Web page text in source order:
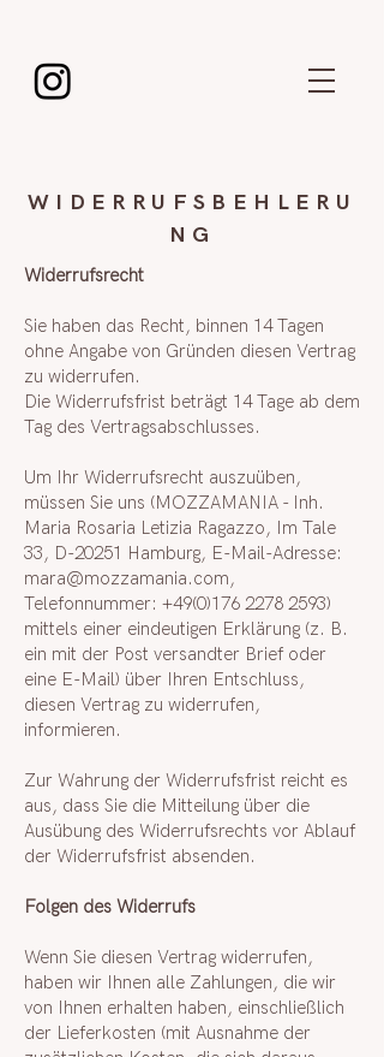
WIDERRUFSBEHLERU
NG
Widerrufsrecht
Sie haben das Recht, binnen 14 Tagen
ohne Angabe von Gründen diesen Vertrag
zu widerrufen.
Die Widerrufsfrist beträgt 14 Tage ab dem
Tag des Vertragsabschlusses.
Um Ihr Widerrufsrecht auszuüben,
müssen Sie uns (MOZZAMANIA - Inh.
Maria Rosaria Letizia Ragazzo, Im Tale
33, D-20251 Hamburg, E-Mail-Adresse:
mara@mozzamania.com,
Telefonnummer: +49(0)176 2278 2593)
mittels einer eindeutigen Erklärung (z. B.
ein mit der Post versandter Brief oder
eine E-Mail) über Ihren Entschluss,
diesen Vertrag zu widerrufen,
informieren.
Zur Wahrung der Widerrufsfrist reicht es
aus, dass Sie die Mitteilung über die
Ausübung des Widerrufsrechts vor Ablauf
der Widerrufsfrist absenden.
Folgen des Widerrufs
Wenn Sie diesen Vertrag widerrufen,
haben wir Ihnen alle Zahlungen, die wir
von Ihnen erhalten haben, einschließlich
der Lieferkosten (mit Ausnahme der